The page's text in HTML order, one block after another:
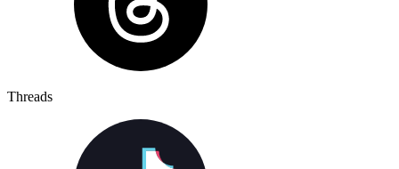
Threads